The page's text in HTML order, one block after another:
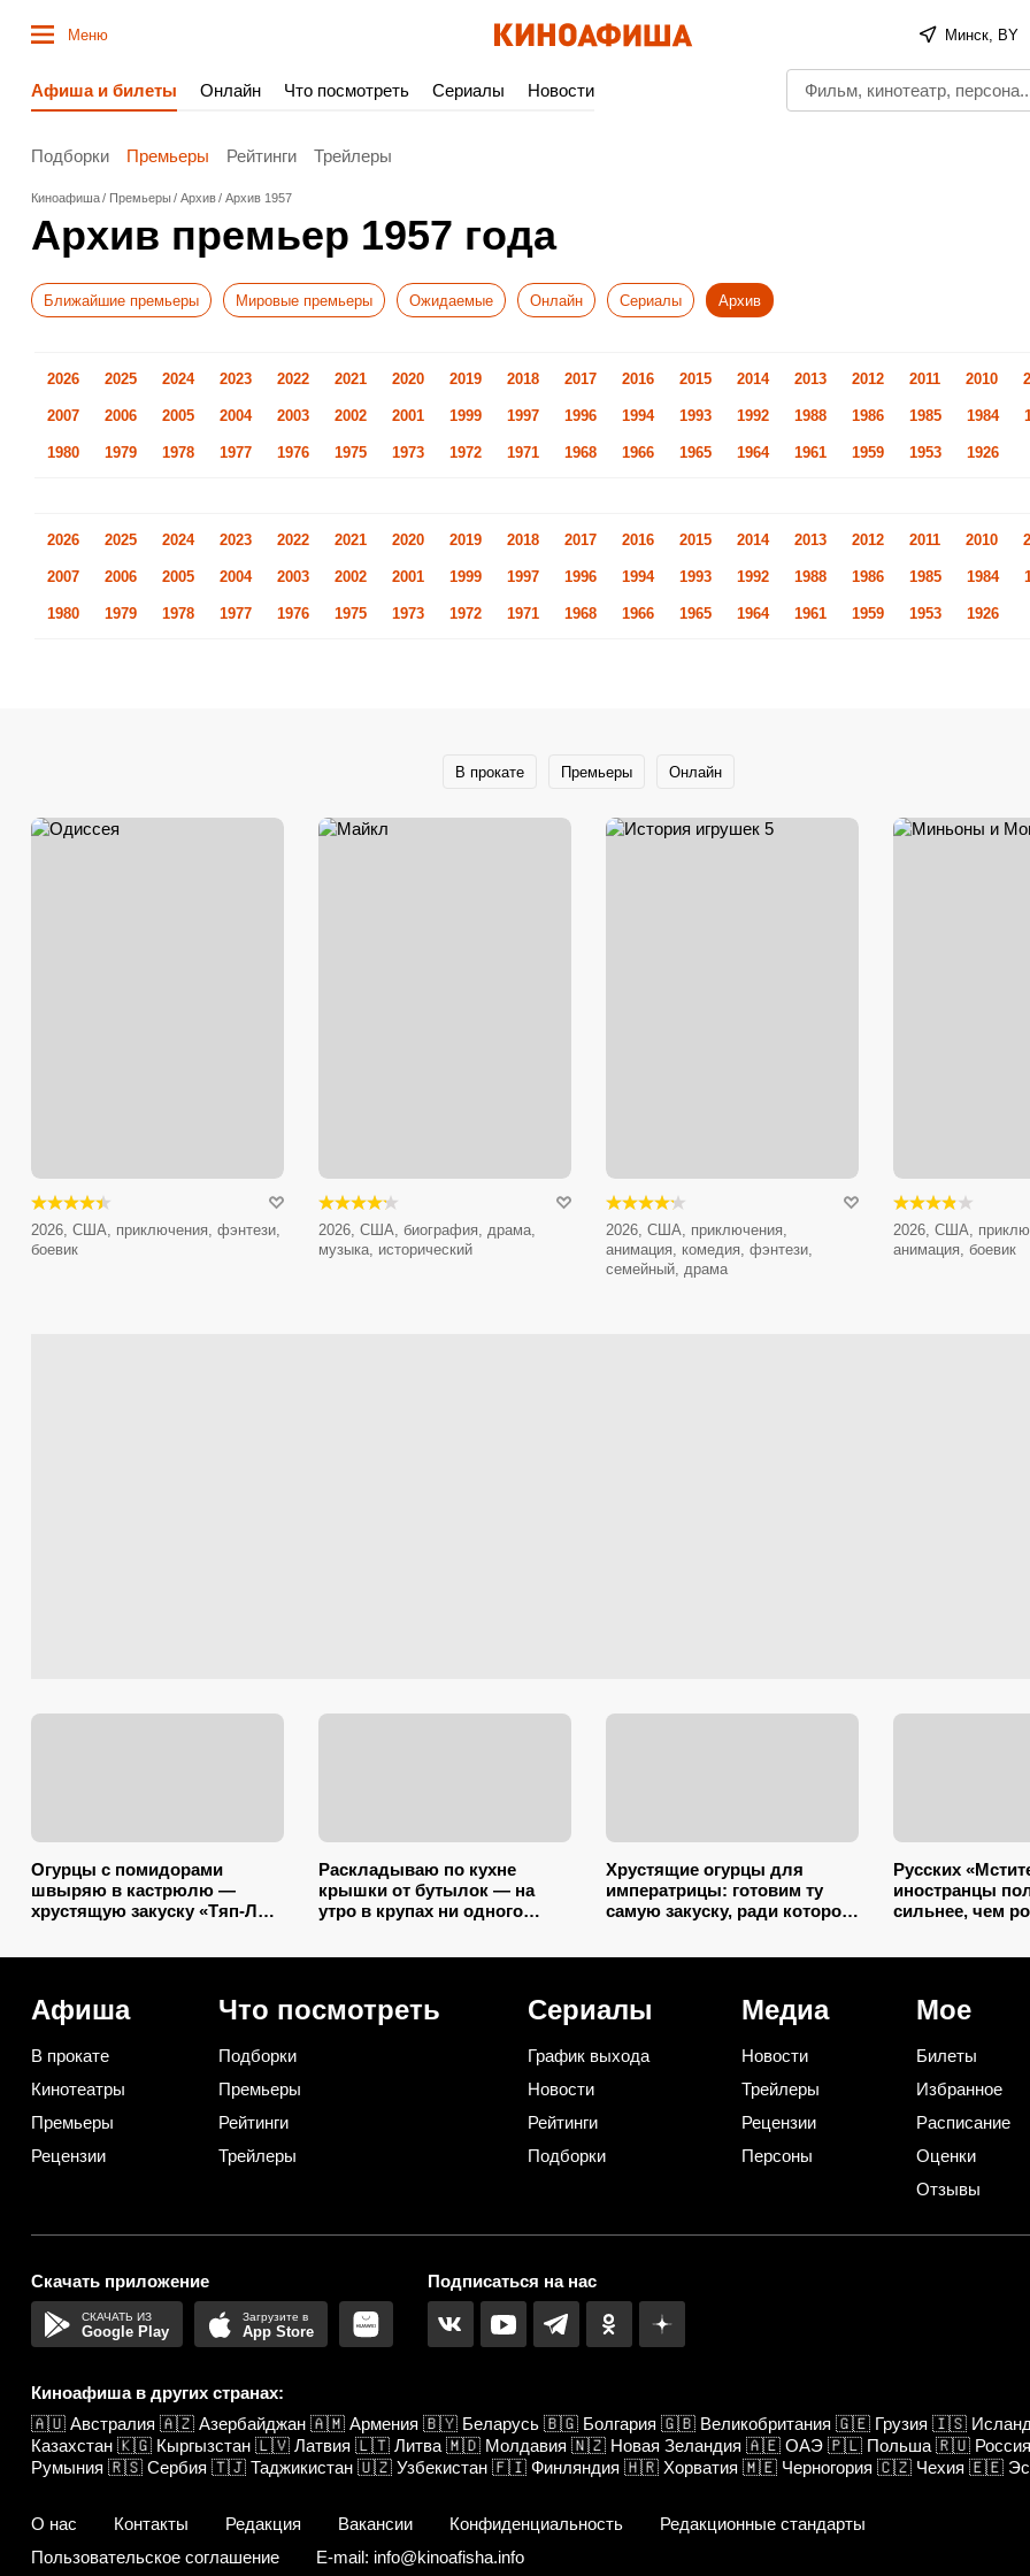
Меню Минск, BY
Афиша и билеты Онлайн Что посмотреть Сериалы Новости
Подборки Премьеры Рейтинги Трейлеры
Киноафиша Премьеры Архив Архив 1957
Архив премьер 1957 года
Ближайшие премьеры Мировые премьеры Ожидаемые Онлайн Сериалы Архив
2026 2025 2024 2023 2022 2021 2020 2019 2018 2017 2016 2015 2014 2013 2012 2011 2010
2007 2006 2005 2004 2003 2002 2001 1999 1997 1996 1994 1993 1992 1988 1986 1985 1984
1980 1979 1978 1977 1976 1975 1973 1972 1971 1968 1966 1965 1964 1961 1959 1953 1926
2026 2025 2024 2023 2022 2021 2020 2019 2018 2017 2016 2015 2014 2013 2012 2011 2010
2007 2006 2005 2004 2003 2002 2001 1999 1997 1996 1994 1993 1992 1988 1986 1985 1984
1980 1979 1978 1977 1976 1975 1973 1972 1971 1968 1966 1965 1964 1961 1959 1953 1926
В прокате Премьеры Онлайн
2026, США, приключения, фэнтези,
боевик
2026, США, биография, драма,
музыка, исторический
2026, США, приключения,
анимация, комедия, фэнтези,
семейный, драма
2026, США,
анимация, боевик
Огурцы с помидорами
швыряю в кастрюлю —
хрустящую закуску «Тяп-Ляп
Раскладываю по кухне
крышки от бутылок — на
утро в крупах ни одного
Хрустящие огурцы для
императрицы: готовим ту
самую закуску, ради которой
Русских
иностранцы
сильнее, чем
Афиша
В прокате
Кинотеатры
Премьеры
Рецензии
Что посмотреть
Подборки
Премьеры
Рейтинги
Трейлеры
Сериалы
График выхода
Новости
Рейтинги
Подборки
Медиа
Новости
Трейлеры
Рецензии
Персоны
Мое
Билеты
Избранное
Расписание
Оценки
Отзывы
Скачать приложение
Google Play App Store
Подписаться на нас
Киноафиша в других странах:
🇦🇺 Австралия 🇦🇿 Азербайджан 🇦🇲 Армения 🇧🇾 Беларусь 🇧🇬 Болгария 🇬🇧 Великобритания 🇬🇪 Грузия 🇮🇸
Казахстан 🇰🇬 Кыргызстан 🇱🇻 Латвия 🇱🇹 Литва 🇲🇩 Молдавия 🇳🇿 Новая Зеландия 🇦🇪 ОАЭ 🇵🇱 Польша 🇷🇺 Россия
Румыния 🇷🇸 Сербия 🇹🇯 Таджикистан 🇺🇿 Узбекистан 🇫🇮 Финляндия 🇭🇷 Хорватия 🇲🇪 Черногория 🇨🇿 Чехия 🇪🇪
О нас Контакты Редакция Вакансии Конфиденциальность
Редакционные стандарты
Пользовательское соглашение
E-mail: info@kinoafisha.info